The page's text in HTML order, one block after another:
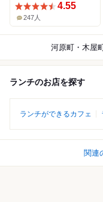
4.55
247人
ランチのお店を探す
ランチができるカフェ
関連